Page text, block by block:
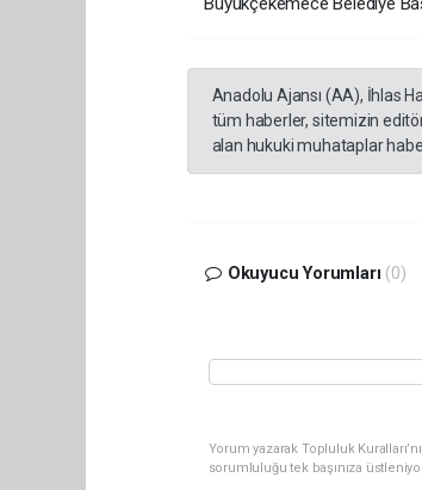
Anadolu Ajansı (AA), İhlas
tüm haberler, sitemizin
alan hukuki muhataplar
Okuyucu Yorumları (0)
Yorum yazarak Topluluk
sorumluluğu tek başınıza